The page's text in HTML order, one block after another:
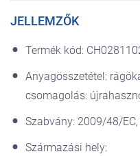
TISZTÍTÁS: Minden használat
folyadékkal (pl. Chicco
Csomagolóanyag-jelzések
használja a következő linket:
JELLEMZŐK
Termék kód:
Anyagösszetétel:
csomagolás:
Szabvány: 2009/48/
Származási hely: